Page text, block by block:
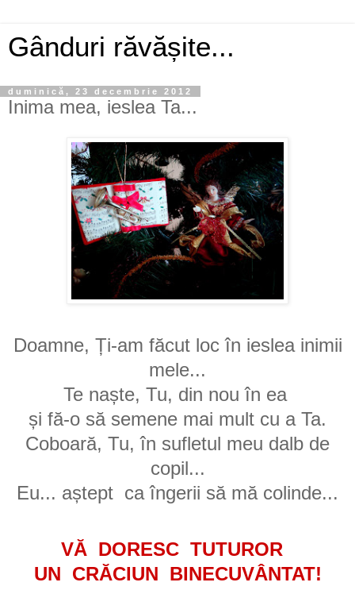
Gânduri răvășite...
duminică, 23 decembrie 2012
Inima mea, ieslea Ta...
Doamne, Ți-am făcut loc în ieslea inimii
mele...
Te naște, Tu, din nou în ea
și fă-o să semene mai mult cu a Ta.
Coboară, Tu, în sufletul meu dalb de
copil...
Eu... aștept ca îngerii să mă colinde...
VĂ DORESC TUTUROR
UN CRĂCIUN BINECUVÂNTAT!